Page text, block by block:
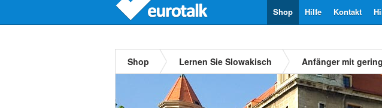
Kontakt
Hilfe
Shop
Shop Lernen Sie Slowakisch Anfänger mit